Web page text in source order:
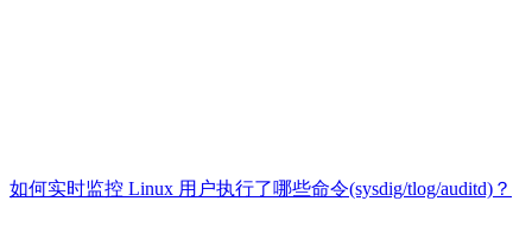
如何实时监控 Linux 用户执行了哪些命令(sysdig/tlog/auditd)？